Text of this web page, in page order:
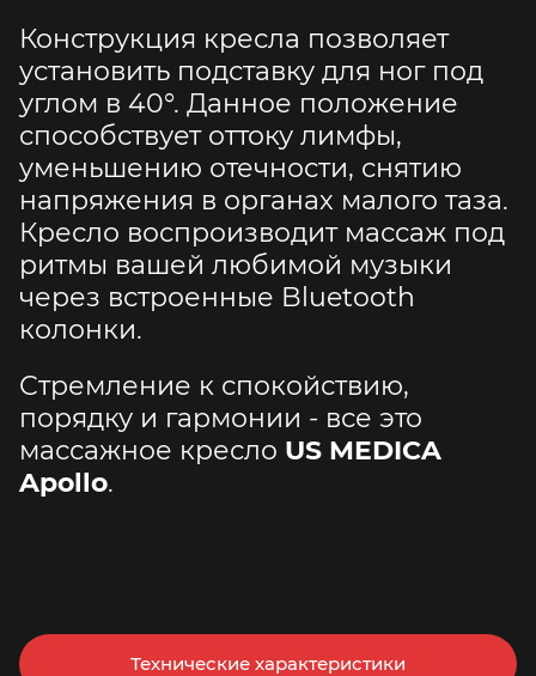
Конструкция кресла позволяет
установить подставку для ног под
углом в 40°. Данное положение
способствует оттоку лимфы,
уменьшению отечности, снятию
напряжения в органах малого таза.
Кресло воспроизводит массаж под
ритмы вашей любимой музыки
через встроенные Bluetooth
колонки.
Стремление к спокойствию,
порядку и гармонии - все это
массажное кресло US MEDICA
Apollo.
Технические характеристики